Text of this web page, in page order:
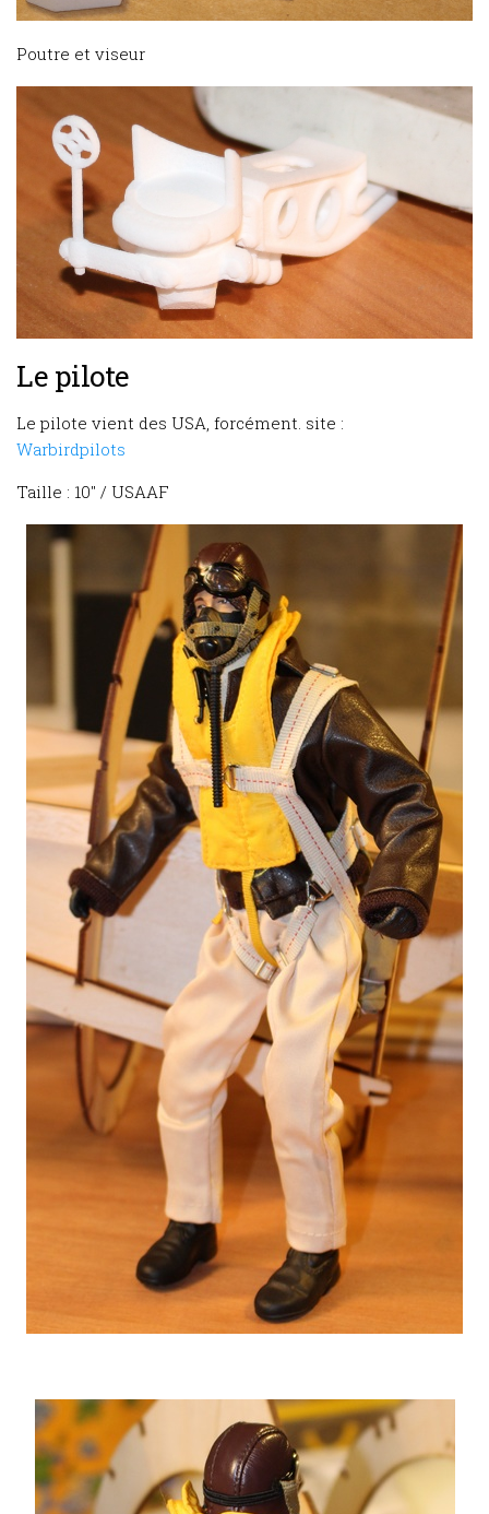
Poutre et viseur
Le pilote
Le pilote vient des USA, forcément. site :
Warbirdpilots
Taille : 10″ / USAAF